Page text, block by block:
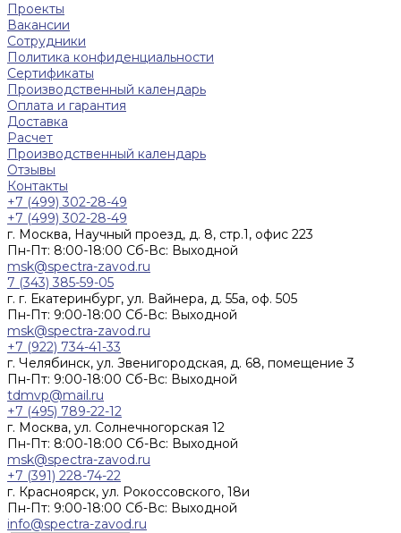
Проекты
Вакансии
Сотрудники
Политика конфиденциальности
Сертификаты
Производственный календарь
Оплата и гарантия
Доставка
Расчет
Производственный календарь
Отзывы
Контакты
+7 (499) 302-28-49
+7 (499) 302-28-49
г. Москва, Научный проезд, д. 8, стр.1, офис 223
Пн-Пт: 8:00-18:00 Cб-Вс: Выходной
msk@spectra-zavod.ru
7 (343) 385-59-05
г. г. Екатеринбург, ул. Вайнера, д. 55а, оф. 505
Пн-Пт: 9:00-18:00 Cб-Вс: Выходной
msk@spectra-zavod.ru
+7 (922) 734-41-33
г. Челябинск, ул. Звенигородская, д. 68, помещение 3
Пн-Пт: 9:00-18:00 Cб-Вс: Выходной
tdmvp@mail.ru
+7 (495) 789-22-12
г. Москва, ул. Солнечногорская 12
Пн-Пт: 8:00-18:00 Cб-Вс: Выходной
msk@spectra-zavod.ru
+7 (391) 228-74-22
г. Красноярск, ул. Рокоссовского, 18и
Пн-Пт: 9:00-18:00 Cб-Вс: Выходной
info@spectra-zavod.ru